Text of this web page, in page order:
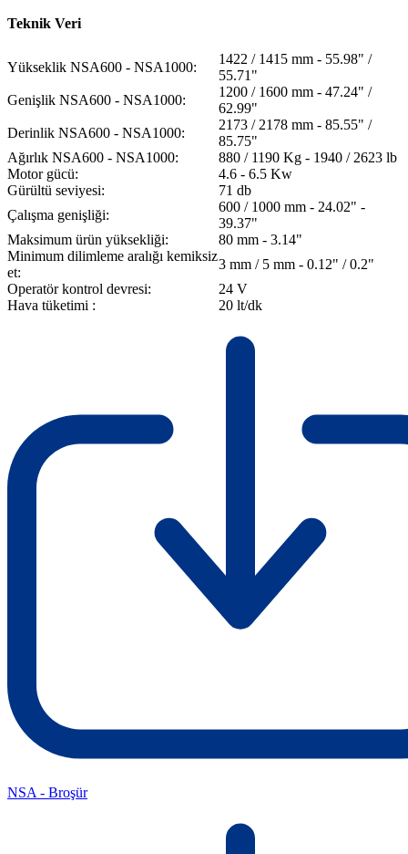
Teknik Veri
Yükseklik NSA600 - NSA1000:
1422 / 1415 mm - 55.98" /
55.71"
Genişlik NSA600 - NSA1000:
1200 / 1600 mm - 47.24" /
62.99"
Derinlik NSA600 - NSA1000:
2173 / 2178 mm - 85.55" /
85.75"
Ağırlık NSA600 - NSA1000:
880 / 1190 Kg - 1940 / 2623 lb
Motor gücü:
4.6 - 6.5 Kw
Gürültü seviyesi:
71 db
Çalışma genişliği:
600 / 1000 mm - 24.02" -
39.37"
Maksimum ürün yüksekliği:
80 mm - 3.14"
Minimum dilimleme aralığı kemiksiz
et:
3 mm / 5 mm - 0.12" / 0.2"
Operatör kontrol devresi:
24 V
Hava tüketimi :
20 lt/dk
NSA - Broşür